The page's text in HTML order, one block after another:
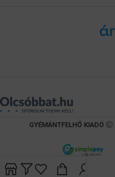
GYÉMÁNTFELHŐ KIADÓ